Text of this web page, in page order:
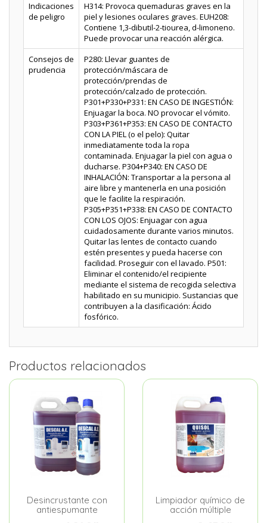
Indicaciones
de peligro
H314: Provoca quemaduras graves en la
piel y lesiones oculares graves. EUH208:
Contiene 1,3-dibutil-2-tiourea, d-limoneno.
Puede provocar una reacción alérgica.
Consejos de
prudencia
P280: Llevar guantes de
protección/máscara de
protección/prendas de
protección/calzado de protección.
P301+P330+P331: EN CASO DE INGESTIÓN:
Enjuagar la boca. NO provocar el vómito.
P303+P361+P353: EN CASO DE CONTACTO
CON LA PIEL (o el pelo): Quitar
inmediatamente toda la ropa
contaminada. Enjuagar la piel con agua o
ducharse. P304+P340: EN CASO DE
INHALACIÓN: Transportar a la persona al
aire libre y mantenerla en una posición
que le facilite la respiración.
P305+P351+P338: EN CASO DE CONTACTO
CON LOS OJOS: Enjuagar con agua
cuidadosamente durante varios minutos.
Quitar las lentes de contacto cuando
estén presentes y pueda hacerse con
facilidad. Proseguir con el lavado. P501:
Eliminar el contenido/el recipiente
mediante el sistema de recogida selectiva
habilitado en su municipio. Sustancias que
contribuyen a la clasificación: Ácido
fosfórico.
Productos relacionados
Desincrustante con
antiespumante
Limpiador químico de
acción múltiple